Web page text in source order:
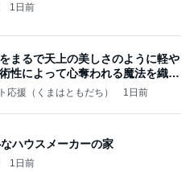
1日前
まるで天上の美しさのように軽や
性によって心奪われる魔法を織り
応援（くまはともだち） 1日前
ハウスメーカーの家
1日前